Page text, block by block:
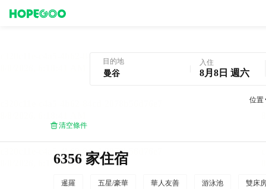
目的地 入住
8月8日 週六
位置
清空條件
6356 家住宿
暹羅 五星/豪華 華人友善 游泳池 雙床